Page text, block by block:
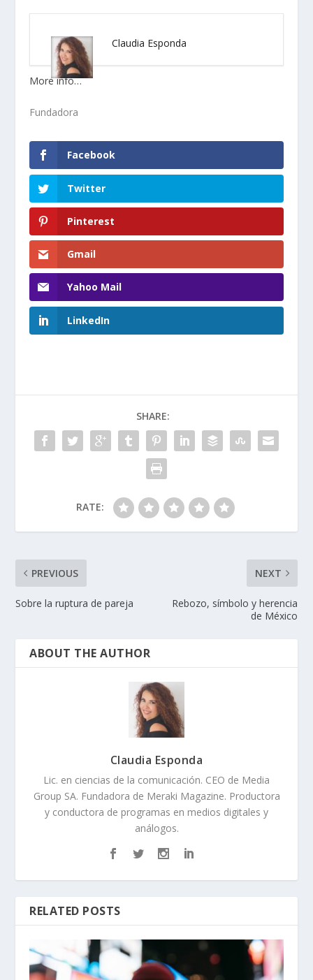
Claudia Esponda
More info…
Fundadora
Facebook
Twitter
Pinterest
Gmail
Yahoo Mail
LinkedIn
SHARE:
RATE:
PREVIOUS
Sobre la ruptura de pareja
NEXT
Rebozo, símbolo y herencia
de México
ABOUT THE AUTHOR
Claudia Esponda
Lic. en ciencias de la comunicación. CEO de Media
Group SA. Fundadora de Meraki Magazine. Productora
y conductora de programas en medios digitales y
análogos.
RELATED POSTS